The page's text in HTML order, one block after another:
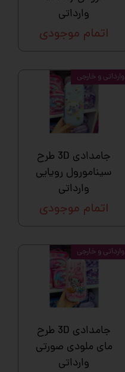
وارداتی
اتمام موجودی
جامدادی 3D طرح
سینامورول رویایی
وارداتی
اتمام موجودی
وارداتی و خارجی
جامدادی 3D طرح
مای ملودی صورتی
وارداتی
وارداتی و خارجی